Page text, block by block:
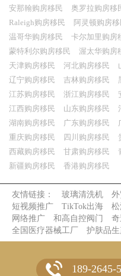
安那翰购房移民
奥罗拉购房移
Raleigh购房移民
阿灵顿购房移
温哥华购房移民
卡尔加里购房
蒙特利尔购房移民
渥太华购房
天津购房移民
河北购房移民
辽宁购房移民
吉林购房移民
江苏购房移民
浙江购房移民
江西购房移民
山东购房移民
湖南购房移民
广东购房移民
重庆购房移民
四川购房移民
西藏购房移民
甘肃购房移民
新疆购房移民
香港购房移民
友情链接： 玻璃清洗机
短视频推广
TikTok出海
网络推广
和高自控阀门
全国医疗器械工厂
护肤品
189-2645-